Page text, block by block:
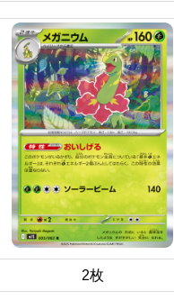
2枚